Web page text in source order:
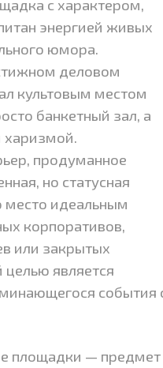
с характером,
энергией живых
юмора.
деловом
культовым местом
банкетный зал, а
харизмой.
продуманное
но статусная
место идеальным
корпоративов,
или закрытых
целью является
события
площадки — предмет